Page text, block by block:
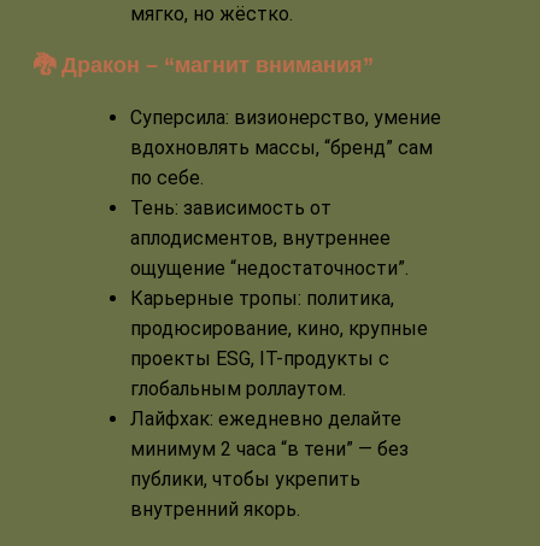
мягко, но жёстко.
🐉 Дракон – “магнит внимания”
Суперсила: визионерство, умение
вдохновлять массы, “бренд” сам
по себе.
Тень: зависимость от
аплодисментов, внутреннее
ощущение “недостаточности”.
Карьерные тропы: политика,
продюсирование, кино, крупные
проекты ESG, IT-продукты с
глобальным роллаутом.
Лайфхак: ежедневно делайте
минимум 2 часа “в тени” — без
публики, чтобы укрепить
внутренний якорь.